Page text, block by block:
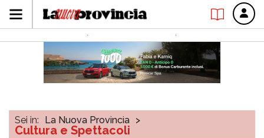
Sei in: La Nuova Provincia >
Cultura e Spettacoli